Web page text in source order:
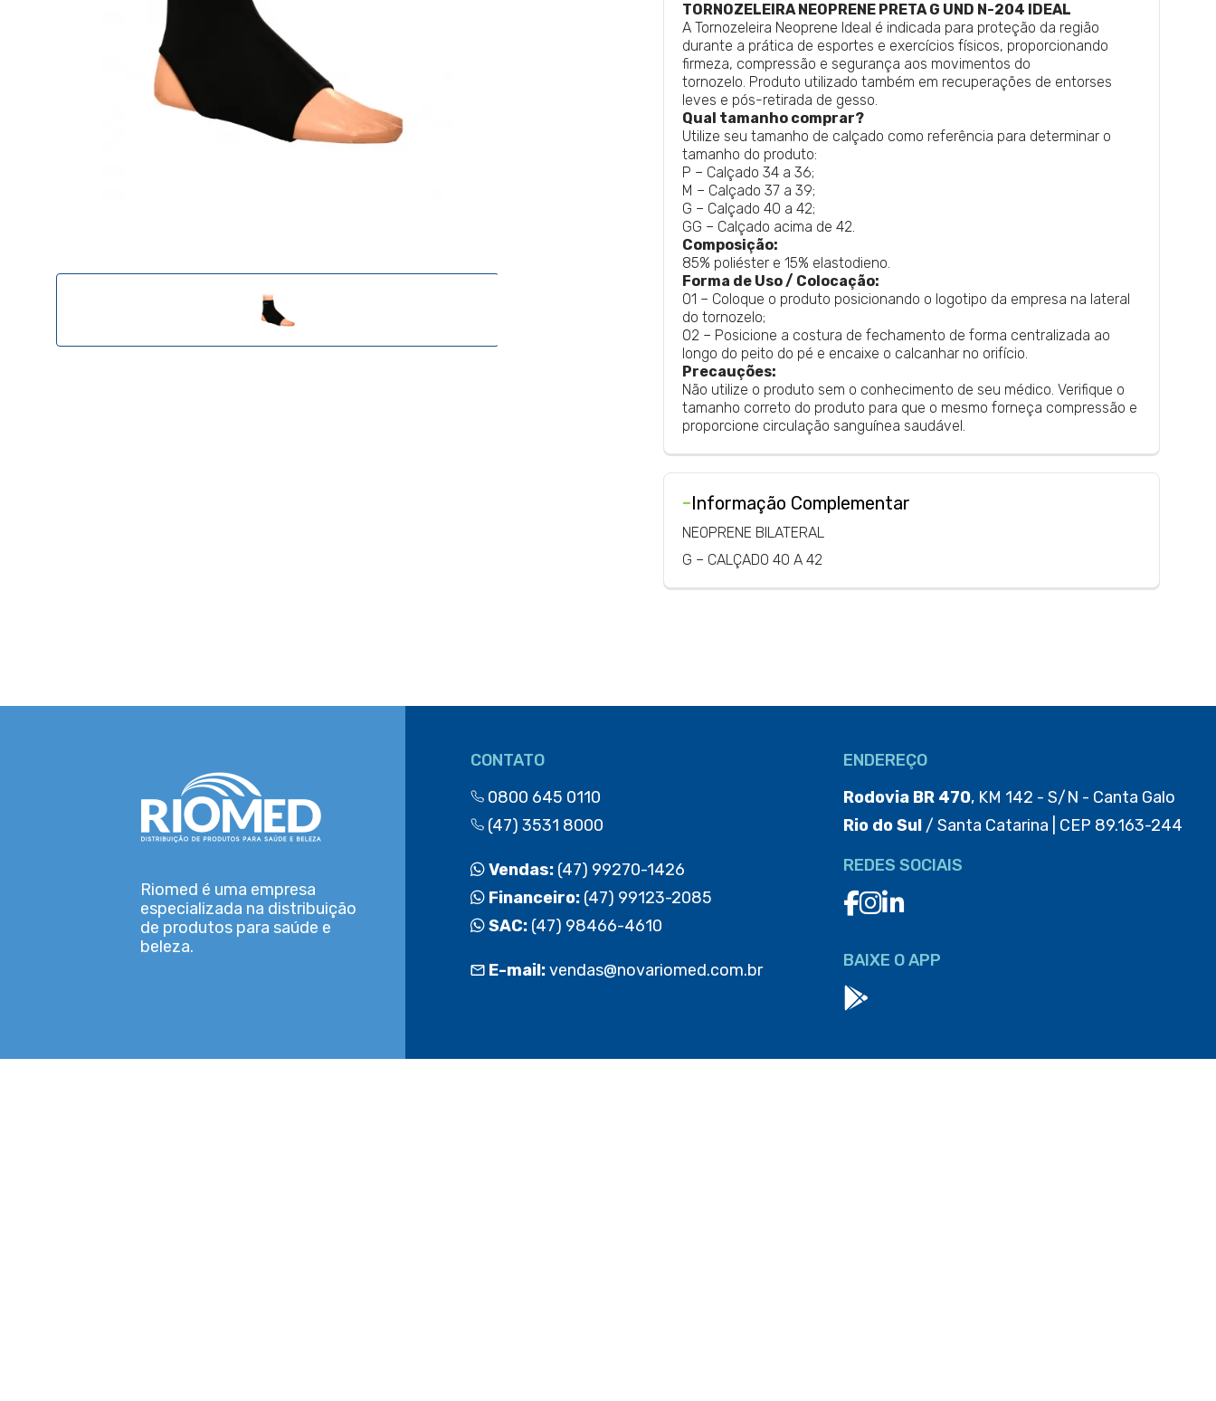
TORNOZELEIRA NEOPRENE PRETA G UND N-204 IDEAL
A Tornozeleira Neoprene Ideal é indicada para proteção da região
durante a prática de esportes e exercícios físicos, proporcionando
firmeza, compressão e segurança aos movimentos do
tornozelo. Produto utilizado também em recuperações de entorses
leves e pós-retirada de gesso.
Qual tamanho comprar?
Utilize seu tamanho de calçado como referência para determinar o
tamanho do produto:
P – Calçado 34 a 36;
M – Calçado 37 a 39;
G – Calçado 40 a 42;
GG – Calçado acima de 42.
Composição:
85% poliéster e 15% elastodieno.
Forma de Uso / Colocação:
01 – Coloque o produto posicionando o logotipo da empresa na lateral
do tornozelo;
02 – Posicione a costura de fechamento de forma centralizada ao
longo do peito do pé e encaixe o calcanhar no orifício.
Precauções:
Não utilize o produto sem o conhecimento de seu médico. Verifique o
tamanho correto do produto para que o mesmo forneça compressão e
proporcione circulação sanguínea saudável.
-Informação Complementar
NEOPRENE BILATERAL
G – CALÇADO 40 A 42
Riomed é uma empresa
especializada na distribuição
de produtos para saúde e
beleza.
CONTATO
0800 645 0110
(47) 3531 8000
Vendas: (47) 99270-1426
Financeiro: (47) 99123-2085
SAC: (47) 98466-4610
E-mail:vendas@novariomed.com.br
ENDEREÇO
Rodovia BR 470, KM 142 - S/N - Canta Galo
Rio do Sul/ Santa Catarina | CEP 89.163-244
REDES SOCIAIS
BAIXE O APP